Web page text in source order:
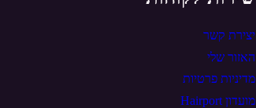
יצירת קשר
האזור שלי
מדיניות פרטיות
מועדון Hairport